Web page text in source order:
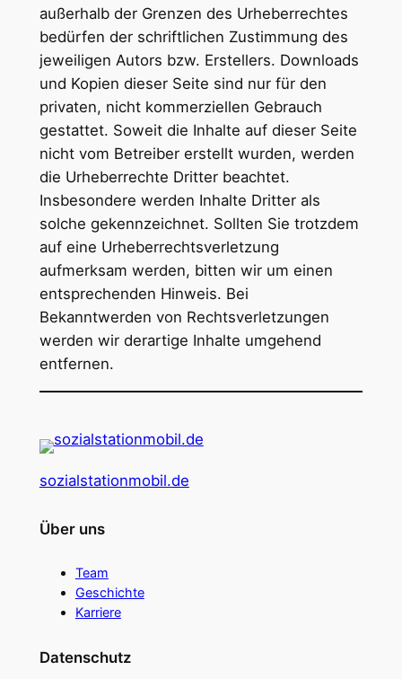
außerhalb der Grenzen des Urheberrechtes
bedürfen der schriftlichen Zustimmung des
jeweiligen Autors bzw. Erstellers. Downloads
und Kopien dieser Seite sind nur für den
privaten, nicht kommerziellen Gebrauch
gestattet. Soweit die Inhalte auf dieser Seite
nicht vom Betreiber erstellt wurden, werden
die Urheberrechte Dritter beachtet.
Insbesondere werden Inhalte Dritter als
solche gekennzeichnet. Sollten Sie trotzdem
auf eine Urheberrechtsverletzung
aufmerksam werden, bitten wir um einen
entsprechenden Hinweis. Bei
Bekanntwerden von Rechtsverletzungen
werden wir derartige Inhalte umgehend
entfernen.
sozialstationmobil.de
Über uns
Team
Geschichte
Karriere
Datenschutz